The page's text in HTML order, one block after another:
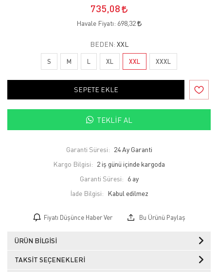
735,08
Havale Fiyatı: 698,32
BEDEN: XXL
S M L XL XXL XXXL
SEPETE EKLE
TEKLIF AL
Garanti Süresi: 24 Ay Garanti
Kargo Bilgisi: 2 iş günü içinde kargoda
Garanti Süresi: 6 ay
İade Bilgisi:
Fiyatı Düşünce Haber Ver Bu Ürünü Paylaş
ÜRÜN BILGISI
TAKSIT SEÇENEKLERI